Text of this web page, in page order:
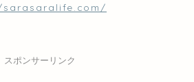
スポンサーリンク